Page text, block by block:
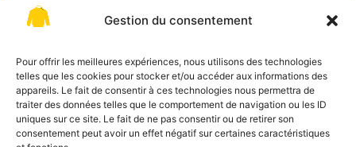
Gestion du consentement
Pour offrir les meilleures expériences, nous utilisons des technologies
telles que les cookies pour stocker et/ou accéder aux informations des
appareils. Le fait de consentir à ces technologies nous permettra de
traiter des données telles que le comportement de navigation ou les ID
uniques sur ce site. Le fait de ne pas consentir ou de retirer son
consentement peut avoir un effet négatif sur certaines caractéristiques
& COACHING
MESURE